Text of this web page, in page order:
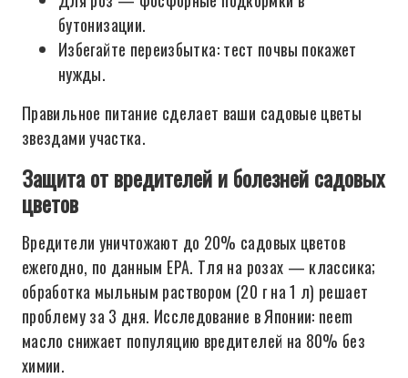
бутонизации.
Избегайте переизбытка: тест почвы покажет
нужды.
Правильное питание сделает ваши садовые цветы
звездами участка.
Защита от вредителей и болезней садовых
цветов
Вредители уничтожают до 20% садовых цветов
ежегодно, по данным EPA. Тля на розах — классика;
обработка мыльным раствором (20 г на 1 л) решает
проблему за 3 дня. Исследование в Японии: neem
масло снижает популяцию вредителей на 80% без
химии.